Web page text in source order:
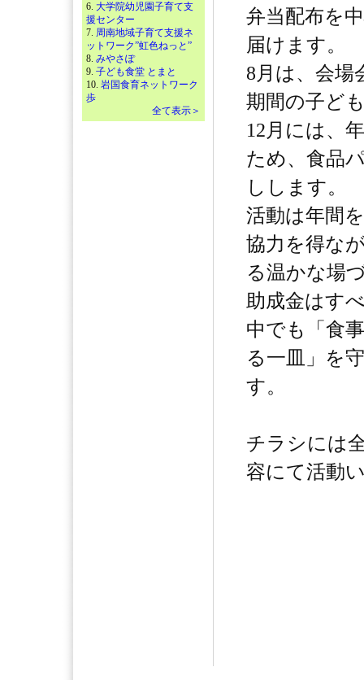
6. 大学院幼児園子育て支
援センター
7. 周南地域子育て支援ネ
ットワーク”虹色ねっと”
8. みやさぽ
9. 子ども食堂 とまと
10. 岩国食育ネットワーク
歩
全て表示＞
弁当配布を
届けます。
8月は、会場
期間の子ど
12月には、
ため、食品
しします。
活動は年間
協力を得な
る温かな場
助成金はす
中でも「食
る一皿」を
す。
チラシには
容にて活動